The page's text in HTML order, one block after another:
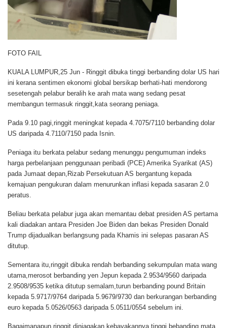
FOTO FAIL
KUALA LUMPUR,25 Jun - Ringgit dibuka tinggi berbanding dolar US hari
ini kerana sentimen ekonomi global bersikap berhati-hati mendorong
sesetengah pelabur beralih ke arah mata wang sedang pesat
membangun termasuk ringgit,kata seorang peniaga.
Pada 9.10 pagi,ringgit meningkat kepada 4.7075/7110 berbanding dolar
US daripada 4.7110/7150 pada Isnin.
Peniaga itu berkata pelabur sedang menunggu pengumuman indeks
harga perbelanjaan penggunaan peribadi (PCE) Amerika Syarikat (AS)
pada Jumaat depan,Rizab Persekutuan AS bergantung kepada
kemajuan pengukuran dalam menurunkan inflasi kepada sasaran 2.0
peratus.
Beliau berkata pelabur juga akan memantau debat presiden AS pertama
kali diadakan antara Presiden Joe Biden dan bekas Presiden Donald
Trump dijadualkan berlangsung pada Khamis ini selepas pasaran AS
ditutup.
Sementara itu,ringgit dibuka rendah berbanding sekumpulan mata wang
utama,merosot berbanding yen Jepun kepada 2.9534/9560 daripada
2.9508/9535 ketika ditutup semalam,turun berbanding pound Britain
kepada 5.9717/9764 daripada 5.9679/9730 dan berkurangan berbanding
euro kepada 5.0526/0563 daripada 5.0511/0554 sebelum ini.
Bagaimanapun,ringgit diniagakan kebayakannya tinggi bebanding mata